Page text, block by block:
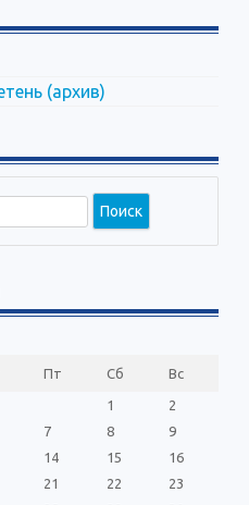
(архив)
Пт Сб Вс
1
2
7 8
9
14 15
16
21 22
23